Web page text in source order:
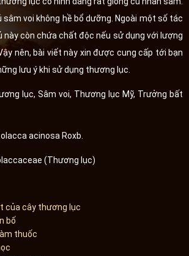
voi không hề bổ dưỡng. Ngoài một số tác
này còn chứa chất độc nếu sử dụng với lượng
nên, bài viết này xin được cung cấp tới bạn
lưu ý khi sử dụng thương lục.
lục, Sâm voi, Thương lục Mỹ, Trưởng bất
acinosa Roxb.
(Thương lục)
của cây thương lục
bố
thuốc